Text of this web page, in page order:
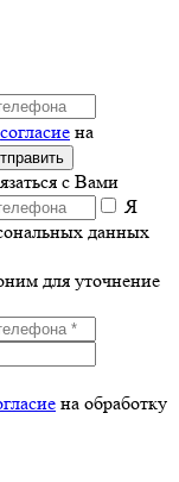
согласие на
с Вами
Я
данных
для уточнение
на обработку